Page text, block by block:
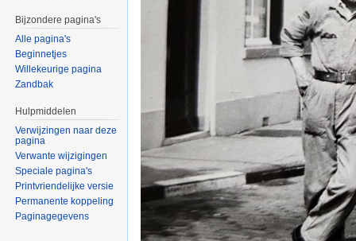
Bijzondere pagina's
Alle pagina's
Beginnetjes
Willekeurige pagina
Zandbak
Hulpmiddelen
Verwijzingen naar deze
pagina
Verwante wijzigingen
Speciale pagina's
Printvriendelijke versie
Permanente koppeling
Paginagegevens